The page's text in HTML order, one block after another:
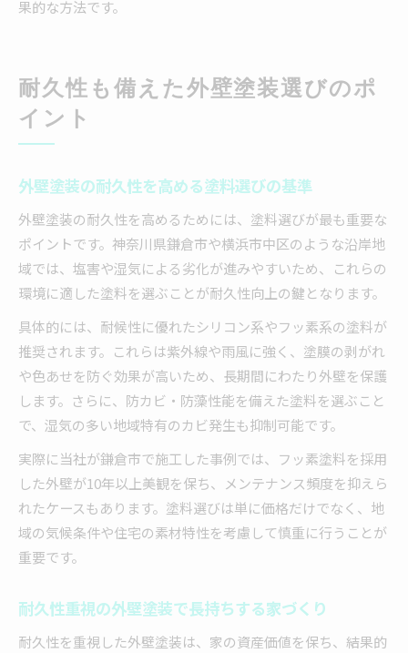
果的な方法です。
耐久性も備えた外壁塗装選びのポ
イント
外壁塗装の耐久性を高める塗料選びの基準
外壁塗装の耐久性を高めるためには、塗料選びが最も重要な
ポイントです。神奈川県鎌倉市や横浜市中区のような沿岸地
域では、塩害や湿気による劣化が進みやすいため、これらの
環境に適した塗料を選ぶことが耐久性向上の鍵となります。
具体的には、耐候性に優れたシリコン系やフッ素系の塗料が
推奨されます。これらは紫外線や雨風に強く、塗膜の剥がれ
や色あせを防ぐ効果が高いため、長期間にわたり外壁を保護
します。さらに、防カビ・防藻性能を備えた塗料を選ぶこと
で、湿気の多い地域特有のカビ発生も抑制可能です。
実際に当社が鎌倉市で施工した事例では、フッ素塗料を採用
した外壁が10年以上美観を保ち、メンテナンス頻度を抑えら
れたケースもあります。塗料選びは単に価格だけでなく、地
域の気候条件や住宅の素材特性を考慮して慎重に行うことが
重要です。
耐久性重視の外壁塗装で長持ちする家づくり
耐久性を重視した外壁塗装は、家の資産価値を保ち、結果的